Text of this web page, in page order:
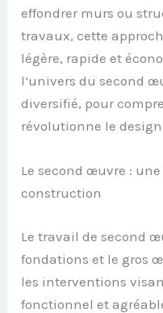
effondrer murs ou
travaux, cette
légère, rapide et
l’univers du second
diversifié, pour
révolutionne le
Le second œuvre :
construction
Le travail de second
fondations et le gros
les interventions
fonctionnel et